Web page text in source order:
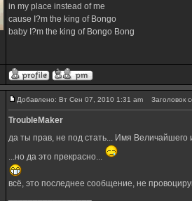
in my place instead of me
cause I?m the king of Bongo
baby I?m the king of Bongo Bong
Добавлено: Вт Сен 07, 2010 1:31 am Заголовок
TroubleMaker
да ты прав, не под стать... Имя
...но да это прекрасно...
всё, это последнее сообщение, не